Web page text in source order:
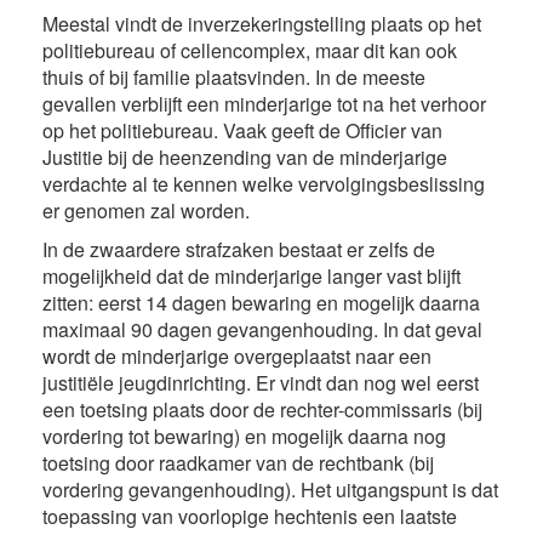
Meestal vindt de inverzekeringstelling plaats op het
politiebureau of cellencomplex, maar dit kan ook
thuis of bij familie plaatsvinden. In de meeste
gevallen verblijft een minderjarige tot na het verhoor
op het politiebureau. Vaak geeft de Officier van
Justitie bij de heenzending van de minderjarige
verdachte al te kennen welke vervolgingsbeslissing
er genomen zal worden.
In de zwaardere strafzaken bestaat er zelfs de
mogelijkheid dat de minderjarige langer vast blijft
zitten: eerst 14 dagen bewaring en mogelijk daarna
maximaal 90 dagen gevangenhouding. In dat geval
wordt de minderjarige overgeplaatst naar een
justitiële jeugdinrichting. Er vindt dan nog wel eerst
een toetsing plaats door de rechter-commissaris (bij
vordering tot bewaring) en mogelijk daarna nog
toetsing door raadkamer van de rechtbank (bij
vordering gevangenhouding). Het uitgangspunt is dat
toepassing van voorlopige hechtenis een laatste